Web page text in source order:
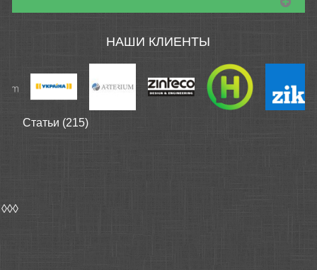
НАШИ КЛИЕНТЫ
Статьи (215)
◊◊◊